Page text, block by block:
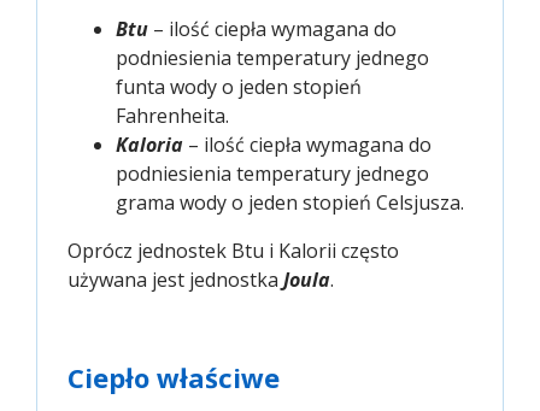
Btu – ilość ciepła wymagana do
podniesienia temperatury jednego
funta wody o jeden stopień
Fahrenheita.
Kaloria – ilość ciepła wymagana do
podniesienia temperatury jednego
grama wody o jeden stopień Celsjusza.
Oprócz jednostek Btu i Kalorii często
używana jest jednostka Joula.
Ciepło właściwe